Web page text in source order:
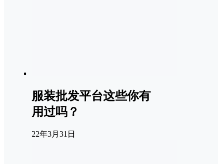
服装批发平台这些你有
用过吗？
22年3月31日